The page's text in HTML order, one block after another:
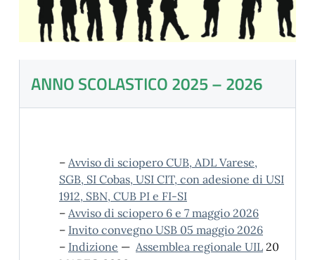
ANNO SCOLASTICO 2025 – 2026
– Avviso di sciopero CUB, ADL Varese,
SGB, SI Cobas, USI CIT, con adesione di USI
1912, SBN, CUB PI e FI-SI
– Avviso di sciopero 6 e 7 maggio 2026
– Invito convegno USB 05 maggio 2026
– Indizione — Assemblea regionale UIL 20